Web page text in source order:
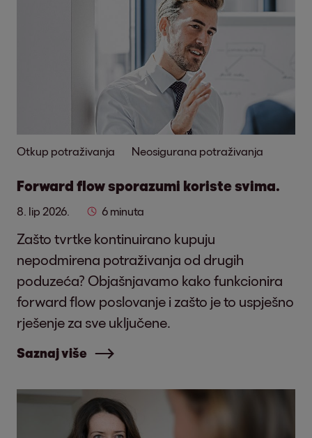
Otkup potraživanja Neosigurana potraživanja
Forward flow sporazumi koriste svima.
8. lip 2026. 6 minuta
Zašto tvrtke kontinuirano kupuju
nepodmirena potraživanja od drugih
poduzeća? Objašnjavamo kako funkcionira
forward flow poslovanje i zašto je to uspješno
rješenje za sve uključene.
Saznaj više